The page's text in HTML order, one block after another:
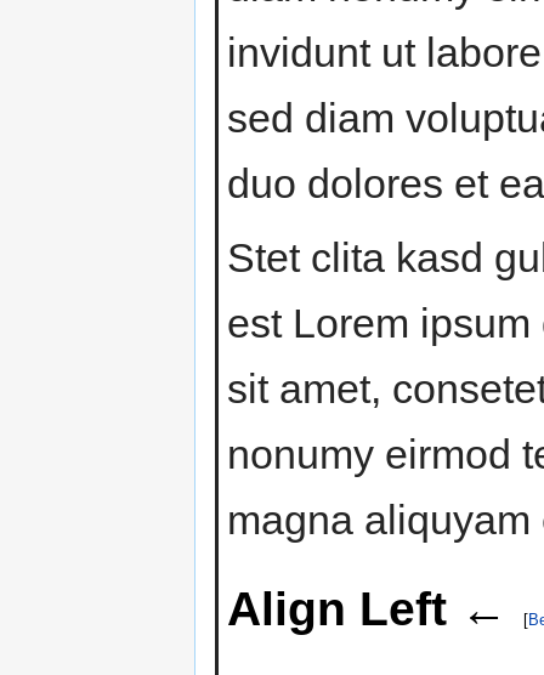
invidunt ut
sed diam
duo dolores et
Stet clita kasd
est Lorem
sit amet,
nonumy eirmod
magna
Align Left ← [